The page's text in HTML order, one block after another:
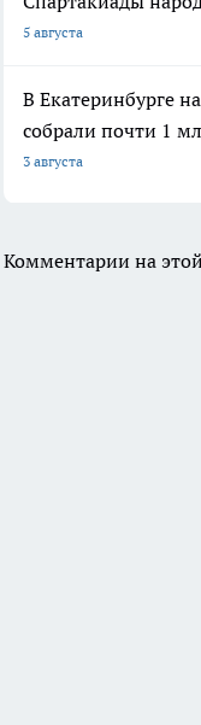
5 августа
В Екатеринбурге
собрали почти 1
3 августа
Комментарии на